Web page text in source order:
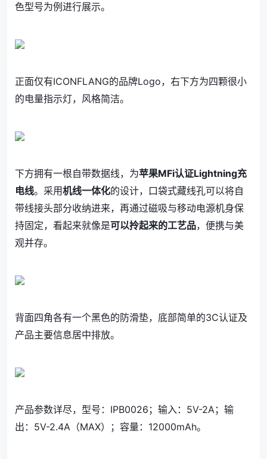
色型号为例进行展示。
正面仅有ICONFLANG的品牌Logo，右下方为四颗很小
的电量指示灯，风格简洁。
下方拥有一根自带数据线，为苹果MFi认证Lightning充
电线。采用机线一体化的设计，口袋式藏线孔可以将自
带线接头部分收纳进来，再通过磁吸与移动电源机身保
持固定，看起来就像是可以拎起来的工艺品，便携与美
观并存。
背面四角各有一个黑色的防滑垫，底部简单的3C认证及
产品主要信息居中排放。
产品参数详尽，型号：IPB0026；输入：5V-2A；输
出：5V-2.4A（MAX）；容量：12000mAh。